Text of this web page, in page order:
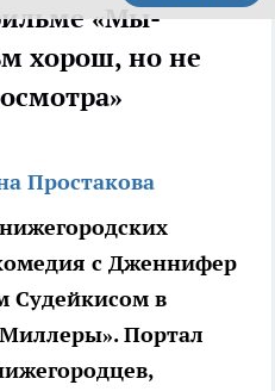
«Мы-
хорош, но не
Простакова
с Дженнифер
Судейкисом в
Портал